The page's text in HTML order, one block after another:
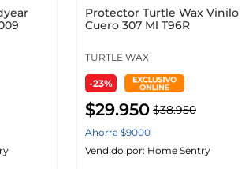
Protector Turtle Wax Vinilo
Cuero 307 Ml T96R
TURTLE WAX
-23%
$29.950 $38.950
Ahorra $9000
Vendido por: Home Sentry